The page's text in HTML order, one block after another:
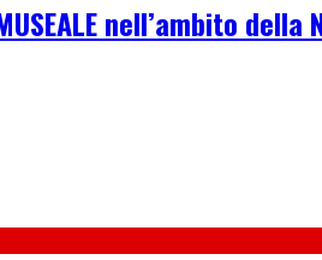
MUSEALE nell’ambito